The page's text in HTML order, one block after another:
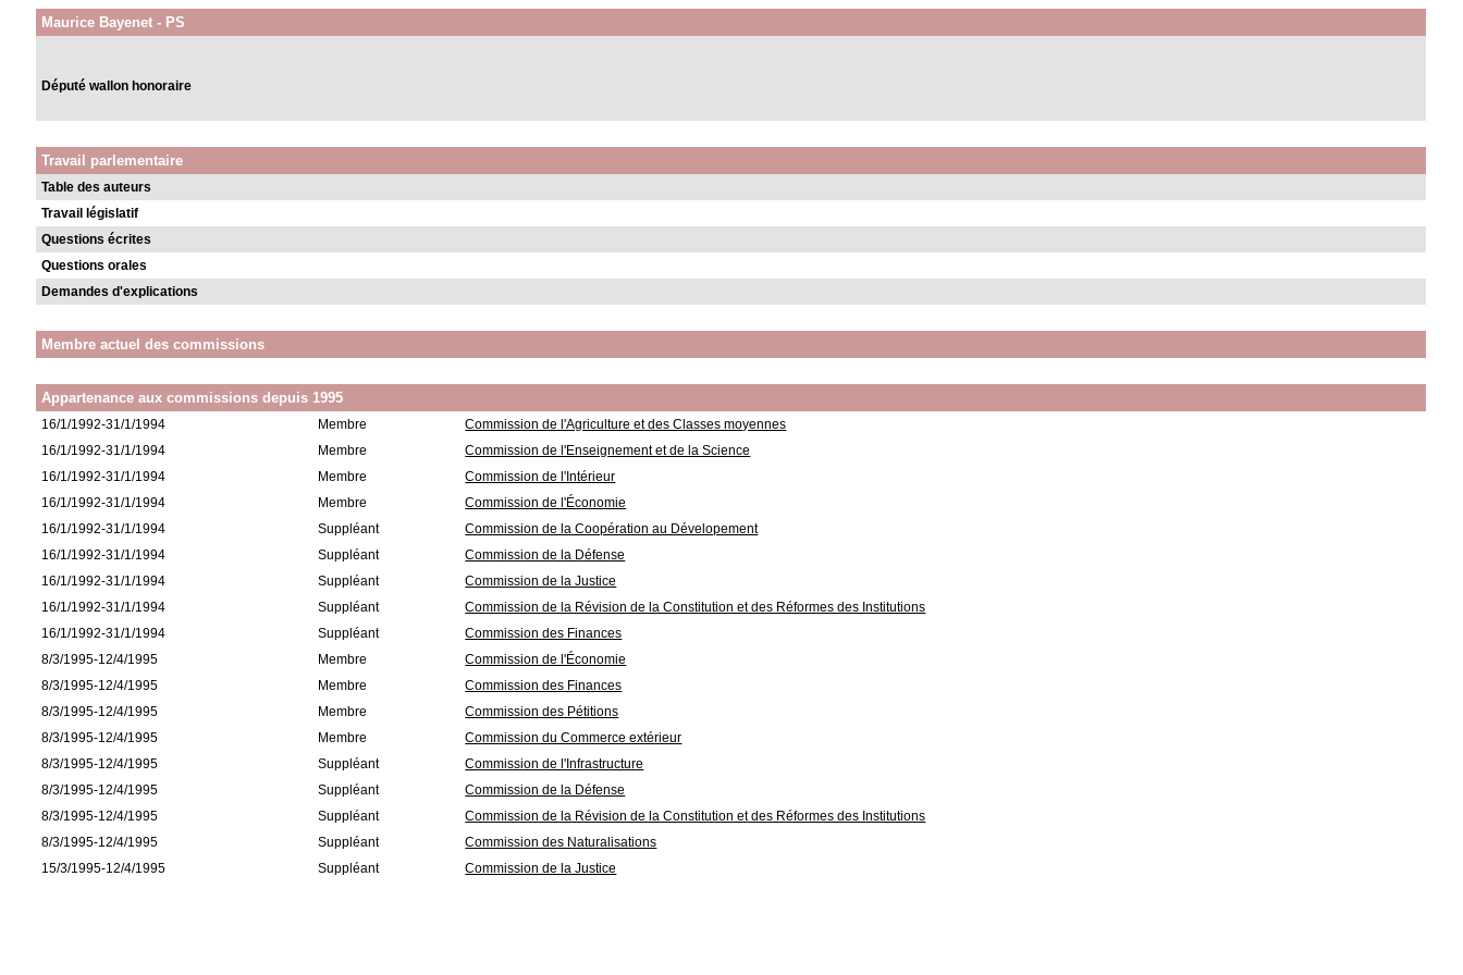
Maurice Bayenet - PS
Député wallon honoraire
Travail parlementaire
Table des auteurs
Travail législatif
Questions écrites
Questions orales
Demandes d'explications
Membre actuel des commissions
Appartenance aux commissions depuis 1995
16/1/1992-31/1/1994 Membre
Commission de l'Agriculture et des Classes moyennes
16/1/1992-31/1/1994
Membre
Commission de l'Enseignement et de la Science
16/1/1992-31/1/1994
Membre
Commission de l'Intérieur
16/1/1992-31/1/1994
Membre
Commission de l'Économie
16/1/1992-31/1/1994
Suppléant
Commission de la Coopération au Dévelopement
16/1/1992-31/1/1994
Suppléant
Commission de la Défense
16/1/1992-31/1/1994
Suppléant
Commission de la Justice
16/1/1992-31/1/1994
Suppléant
Commission de la Révision de la Constitution et des Réformes des Institutions
16/1/1992-31/1/1994
Suppléant
Commission des Finances
8/3/1995-12/4/1995
Membre
Commission de l'Économie
8/3/1995-12/4/1995
Membre
Commission des Finances
8/3/1995-12/4/1995
Membre
Commission des Pétitions
8/3/1995-12/4/1995
Membre
Commission du Commerce extérieur
8/3/1995-12/4/1995
Suppléant
Commission de l'Infrastructure
8/3/1995-12/4/1995
Suppléant
Commission de la Défense
8/3/1995-12/4/1995
Suppléant
Commission de la Révision de la Constitution et des Réformes des Institutions
8/3/1995-12/4/1995
Suppléant
Commission des Naturalisations
15/3/1995-12/4/1995
Suppléant Commission de la Justice